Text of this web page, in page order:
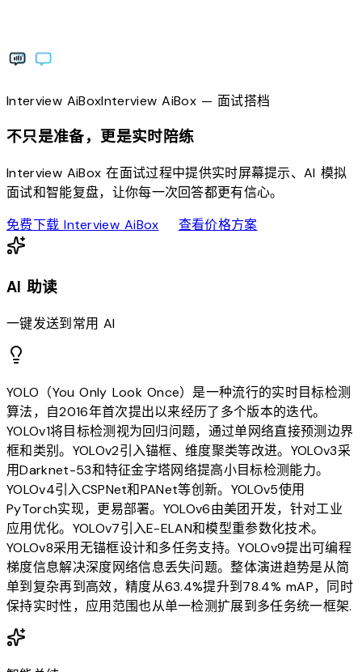
Interview AiBoxInterviewAiBox— 面试搭档
不只是准备，更是实时陪练
Interview AiBox 在面试过程中提供实时屏幕提示、AI 模拟
面试和智能复盘，让你每一次回答都更有信心。
免费下载 Interview AiBoxdownload查看价格方案sell
AI 助读
一键发送到常用 AI
YOLO（You Only Look Once）是一种流行的实时目标检测
算法，自2016年首次提出以来经历了多个版本的迭代。
YOLOv1将目标检测视为回归问题，通过单网络直接预测边界
框和类别。YOLOv2引入锚框、维度聚类等改进。YOLOv3采
用Darknet-53和特征金字塔网络提高小目标检测能力。
YOLOv4引入CSPNet和PANet等创新。YOLOv5使用
PyTorch实现，更易部署。YOLOv6由美团开发，针对工业
应用优化。YOLOv7引入E-ELAN和模型重参数化技术。
YOLOv8采用无锚框设计和多任务支持。YOLOv9提出可编程
梯度信息解决深度网络信息丢失问题。整体演进趋势是从简
单到复杂再到高效，精度从63.4%提升到78.4% mAP，同时
保持实时性，应用范围也从单一检测扩展到多任务统一框架.